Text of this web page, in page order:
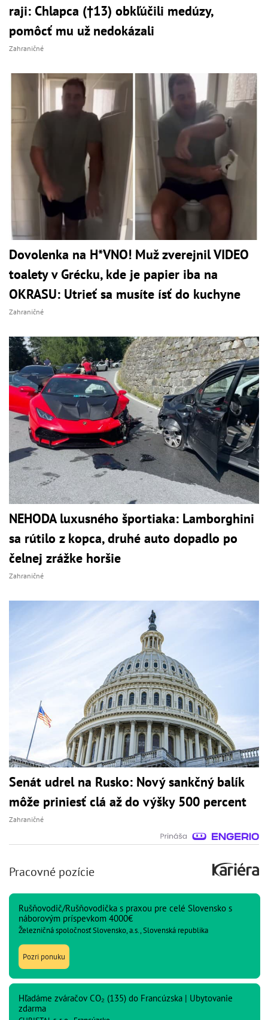
raji: Chlapca (†13) obkľúčili medúzy,
pomôcť mu už nedokázali
Zahraničné
Dovolenka na H*VNO! Muž zverejnil VIDEO
toalety v Grécku, kde je papier iba na
OKRASU: Utrieť sa musíte ísť do kuchyne
Zahraničné
NEHODA luxusného športiaka: Lamborghini
sa rútilo z kopca, druhé auto dopadlo po
čelnej zrážke horšie
Zahraničné
Senát udrel na Rusko: Nový sankčný balík
môže priniesť clá až do výšky 500 percent
Zahraničné
Pracovné pozície
Rušňovodič/Rušňovodička s praxou pre celé Slovensko s
náborovým príspevkom 4000€
Železničná spoločnosť Slovensko, a.s., Slovenská republika
Pozri ponuku
Hľadáme zváračov CO₂ (135) do Francúzska | Ubytovanie
zdarma